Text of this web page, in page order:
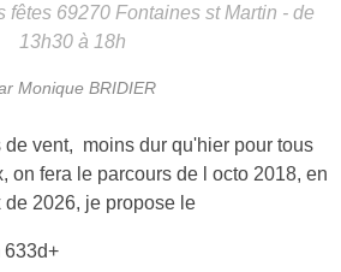
fêtes 69270 Fontaines st Martin - de
13h30 à 18h
Monique BRIDIER
de vent, moins dur qu'hier pour tous
on fera le parcours de l octo 2018, en
2026, je propose le
633d+